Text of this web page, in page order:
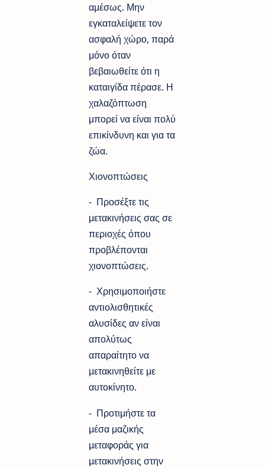
αμέσως. Μην
εγκαταλείψετε τον
ασφαλή χώρο, παρά
μόνο όταν
βεβαιωθείτε ότι η
καταιγίδα πέρασε. Η
χαλαζόπτωση
μπορεί να είναι πολύ
επικίνδυνη και για τα
ζώα.
Χιονοπτώσεις
- Προσέξτε τις
μετακινήσεις σας σε
περιοχές όπου
προβλέπονται
χιονοπτώσεις.
- Χρησιμοποιήστε
αντιολισθητικές
αλυσίδες αν είναι
απολύτως
απαραίτητο να
μετακινηθείτε με
αυτοκίνητο.
- Προτιμήστε τα
μέσα μαζικής
μεταφοράς για
μετακινήσεις στην